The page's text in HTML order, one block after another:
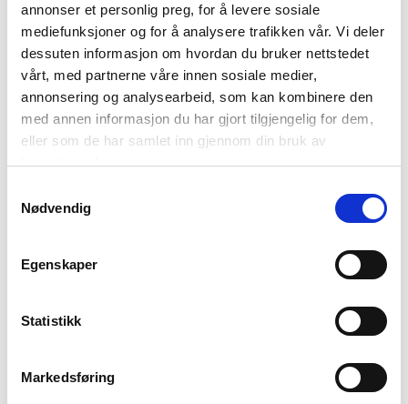
annonser et personlig preg, for å levere sosiale
mediefunksjoner og for å analysere trafikken vår. Vi deler
dessuten informasjon om hvordan du bruker nettstedet
vårt, med partnerne våre innen sosiale medier,
annonsering og analysearbeid, som kan kombinere den
med annen informasjon du har gjort tilgjengelig for dem,
eller som de har samlet inn gjennom din bruk av
tjenestene deres.
Nødvendig
Egenskaper
Statistikk
Markedsføring
Rent konkret er det skrevet en artikkel av journalist Emi
Kjelsberg om T
romsøs uteliv
. Videre er vandreturer
presentert som korte turforslag med gode bilder. Endelig
har vi samlet alt i på
én side
som gir gode ideer om hva
man kan gjøre en langhelg. Å dømme på lydbildet i
Storgata i Tromsø for tida, kan det se ut som vi har lyktes.
Forside
Nyheter
Kunnskapsbasen